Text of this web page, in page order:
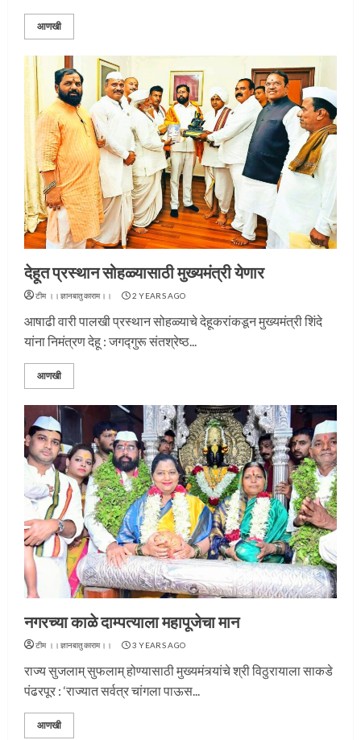
आणखी
देहूत प्रस्थान सोहळ्यासाठी मुख्यमंत्री येणार
टीम ।।ज्ञानबातुकाराम।। 2 YEARS AGO
आषाढी वारी पालखी प्रस्थान सोहळ्याचे देहूकरांकडून मुख्यमंत्री शिंदे
यांना निमंत्रण देहू : जगद्गुरू संतश्रेष्ठ...
आणखी
नगरच्या काळे दाम्पत्याला महापूजेचा मान
टीम ।।ज्ञानबातुकाराम।। 3 YEARS AGO
राज्य सुजलाम् सुफलाम् होण्यासाठी मुख्यमंत्र्यांचे श्री विठुरायाला साकडे
पंढरपूर : ‘राज्यात सर्वत्र चांगला पाऊस...
आणखी